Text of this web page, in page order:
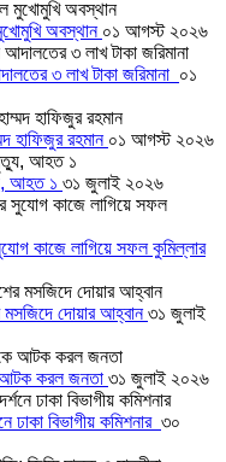
অবস্থান ০১ আগস্ট ২০২৬
৩ লাখ টাকা জরিমানা ০১
হাফিজুর রহমান ০১ আগস্ট ২০২৬
আহত ১ ৩১ জুলাই ২০২৬
কাজে লাগিয়ে সফল কুমিল্লার
মসজিদে দোয়ার আহ্বান৩১ জুলাই
আটক করল জনতা ৩১ জুলাই ২০২৬
ঢাকা বিভাগীয় কমিশনার ৩০